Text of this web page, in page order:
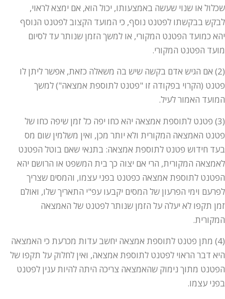
שכלול או שנוי שעשה באמצעותו, יכול הוא, אם ימצא לראוי,
לבקש בבקשתו לפטנט נוסף, כי המועד הקצוב לפטנט הנוסף
יהא כמועד הפטנט המקורי, או למשך הזמן שנותר עד לסיום
מועד הפטנט המקורי.
(2) אם הגיש אדם בקשה שיש בה משאלה כזאת, אפשר ליתן לו
פטנט (הקרוי בפקודה זו "פטנט לתוספת אמצאה") למשך
המועד האמור לעיל.
(3) פטנט לתוספת אמצאה יהא כחו יפה כל זמן שיפה כחו של
פטנט האמצאה המקורית ולא יותר מכן, ואין משלמין שום מס
בעד חידוש פטנט לתוספת אמצאה: בתנאי שאם בוטל הפטנט
לאמצאה המקורית, הרי אם יצוה כך בית המשפט או הרושם יהא
הפטנט לתוספת אמצאה כפטנט בפני עצמו, והמסים שצריך
לפרעם וימי הפרעון של המסים יקבעו עפ"י התאריך שלו, ואולם
זמן תקפו לא יעלה על הזמן שנותר לפטנט של האמצאה
המקורית.
(4) מתן פטנט לתוספת אמצאה יחשב עדות מכרעת כי האמצאה
היא דבר הראוי לפטנט לתוספת אמצאה, ואין לחלוק על תקפו של
הפטנט מתוך נימוק שהאמצאה צריכה היתה להיות ענין לפטנט
בפני עצמו.